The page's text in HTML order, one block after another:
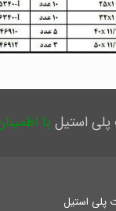
پلی استیل با
پلی استیل